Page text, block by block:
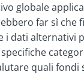
globale
far sì
i dati
quali